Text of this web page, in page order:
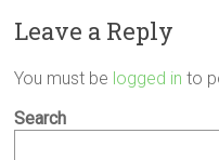
Leave a Reply
You must be logged in to
Search